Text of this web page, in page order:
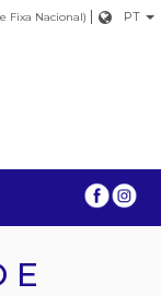
Fixa Nacional) | PT
E